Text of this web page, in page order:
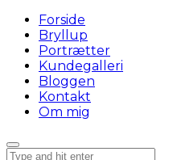
Forside
Bryllup
Portrætter
Kundegalleri
Bloggen
Kontakt
Om mig